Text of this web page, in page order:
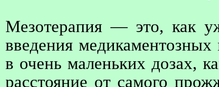
Мезотерапия — это, как
введения
в очень маленьких дозах,
расстояние от самого